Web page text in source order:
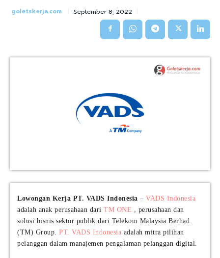
goletskerja.com September 8, 2022
Lowongan Kerja PT. VADS Indonesia – VADS Indonesia
adalah anak perusahaan dari TM ONE , perusahaan dan
solusi bisnis sektor publik dari Telekom Malaysia Berhad
(TM) Group. PT. VADS Indonesia adalah mitra pilihan
pelanggan dalam manajemen pengalaman pelanggan digital.